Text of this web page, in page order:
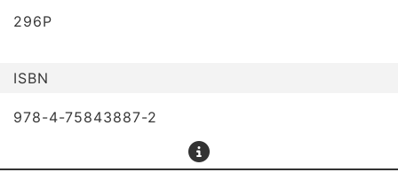
296P
ISBN
978-4-75843887-2